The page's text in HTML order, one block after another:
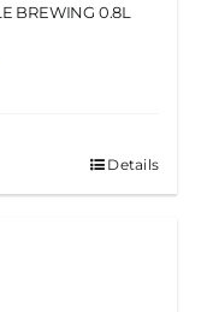
BREWING 0.8L
Details